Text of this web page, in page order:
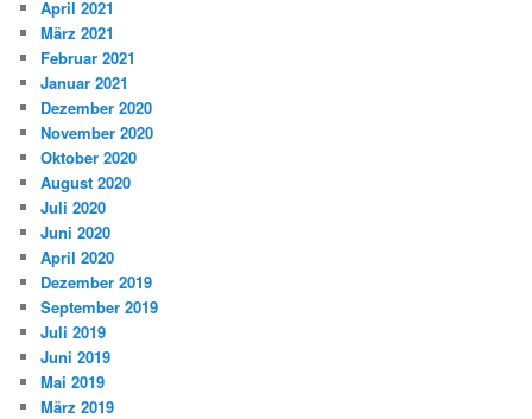
April 2021
März 2021
Februar 2021
Januar 2021
Dezember 2020
November 2020
Oktober 2020
August 2020
Juli 2020
Juni 2020
April 2020
Dezember 2019
September 2019
Juli 2019
Juni 2019
Mai 2019
März 2019